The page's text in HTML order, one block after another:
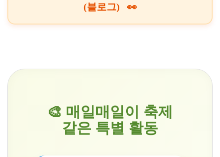
(블로그)
👀
🎨 매일매일이 축제
같은 특별 활동